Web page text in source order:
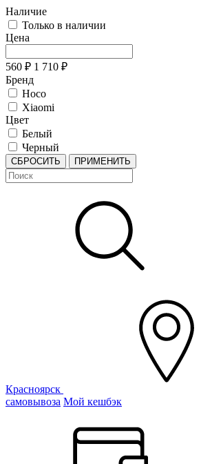
Наличие
Только в наличии
Цена
560 ₽ 1 710 ₽
Бренд
Hoco
Xiaomi
Цвет
Белый
Черный
СБРОСИТЬ ПРИМЕНИТЬ
Красноярск
самовывоза Мой кешбэк